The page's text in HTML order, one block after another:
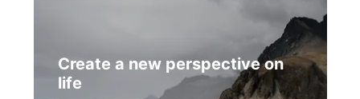
Create a new perspective on
life